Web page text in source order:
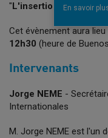
"L'insertion
Cet évènement aura lieu
12h30 (heure de
Intervenants
Jorge NEME -
Internationales
M. Jorge NEME est l'un
En savoir